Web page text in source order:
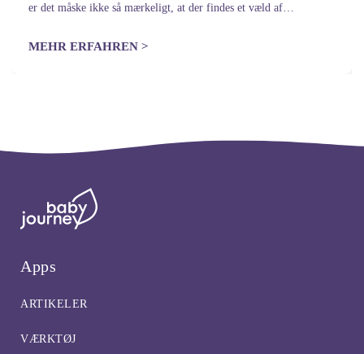
er det måske ikke så mærkeligt, at der findes et væld af
MEHR ERFAHREN >
Apps
ARTIKELER
VÆRKTØJ